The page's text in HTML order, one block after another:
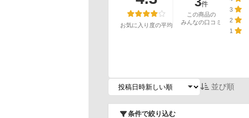
お気に入り度の平均
件
この商品の
みんなの口コミ
3
2
1
並び順
条件で絞り込む